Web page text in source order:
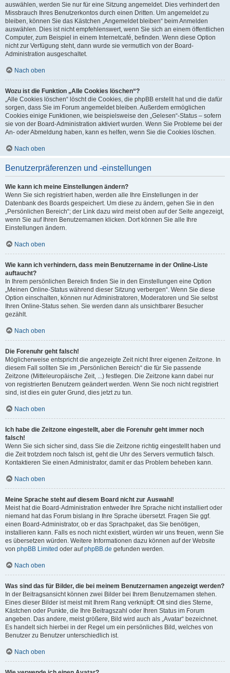
auswählen, werden Sie nur für eine Sitzung angemeldet. Dies verhindert den
Missbrauch Ihres Benutzerkontos durch einen Dritten. Um angemeldet zu
bleiben, können Sie das Kästchen „Angemeldet bleiben“ beim Anmelden
auswählen. Dies ist nicht empfehlenswert, wenn Sie sich an einem öffentlichen
Computer, zum Beispiel in einem Internetcafé, befinden. Wenn diese Option
nicht zur Verfügung steht, dann wurde sie vermutlich von der Board-
Administration ausgeschaltet.
Nach oben
Wozu ist die Funktion „Alle Cookies löschen“?
„Alle Cookies löschen“ löscht die Cookies, die phpBB erstellt hat und die dafür
sorgen, dass Sie im Forum angemeldet bleiben. Außerdem ermöglichen
Cookies einige Funktionen, wie beispielsweise den „Gelesen“-Status – sofern
sie von der Board-Administration aktiviert wurden. Wenn Sie Probleme bei der
An- oder Abmeldung haben, kann es helfen, wenn Sie die Cookies löschen.
Nach oben
Benutzerpräferenzen und -einstellungen
Wie kann ich meine Einstellungen ändern?
Wenn Sie sich registriert haben, werden alle Ihre Einstellungen in der
Datenbank des Boards gespeichert. Um diese zu ändern, gehen Sie in den
„Persönlichen Bereich“; der Link dazu wird meist oben auf der Seite angezeigt,
wenn Sie auf Ihren Benutzernamen klicken. Dort können Sie alle Ihre
Einstellungen ändern.
Nach oben
Wie kann ich verhindern, dass mein Benutzername in der Online-Liste
auftaucht?
In Ihrem persönlichen Bereich finden Sie in den Einstellungen eine Option
„Meinen Online-Status während dieser Sitzung verbergen“. Wenn Sie diese
Option einschalten, können nur Administratoren, Moderatoren und Sie selbst
Ihren Online-Status sehen. Sie werden dann als unsichtbarer Besucher
gezählt.
Nach oben
Die Forenuhr geht falsch!
Möglicherweise entspricht die angezeigte Zeit nicht Ihrer eigenen Zeitzone. In
diesem Fall sollten Sie im „Persönlichen Bereich“ die für Sie passende
Zeitzone (Mitteleuropäische Zeit, ...) festlegen. Die Zeitzone kann dabei nur
von registrierten Benutzern geändert werden. Wenn Sie noch nicht registriert
sind, ist dies ein guter Grund, dies jetzt zu tun.
Nach oben
Ich habe die Zeitzone eingestellt, aber die Forenuhr geht immer noch
falsch!
Wenn Sie sich sicher sind, dass Sie die Zeitzone richtig eingestellt haben und
die Zeit trotzdem noch falsch ist, geht die Uhr des Servers vermutlich falsch.
Kontaktieren Sie einen Administrator, damit er das Problem beheben kann.
Nach oben
Meine Sprache steht auf diesem Board nicht zur Auswahl!
Meist hat die Board-Administration entweder Ihre Sprache nicht installiert oder
niemand hat das Forum bislang in Ihre Sprache übersetzt. Fragen Sie ggf.
einen Board-Administrator, ob er das Sprachpaket, das Sie benötigen,
installieren kann. Falls es noch nicht existiert, würden wir uns freuen, wenn Sie
es übersetzen würden. Weitere Informationen dazu können auf der Website
von phpBB Limited oder aufphpBB.de gefunden werden.
Nach oben
Was sind das für Bilder, die bei meinem Benutzernamen angezeigt werden?
In der Beitragsansicht können zwei Bilder bei Ihrem Benutzernamen stehen.
Eines dieser Bilder ist meist mit Ihrem Rang verknüpft: Oft sind dies Sterne,
Kästchen oder Punkte, die Ihre Beitragszahl oder Ihren Status im Forum
angeben. Das andere, meist größere, Bild wird auch als „Avatar“ bezeichnet.
Es handelt sich hierbei in der Regel um ein persönliches Bild, welches von
Benutzer zu Benutzer unterschiedlich ist.
Nach oben